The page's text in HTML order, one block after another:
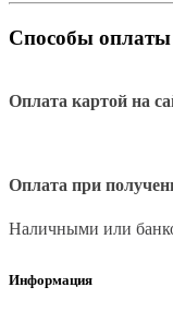
Способы оплаты
Оплата картой на
Оплата при
Наличными или
Информация